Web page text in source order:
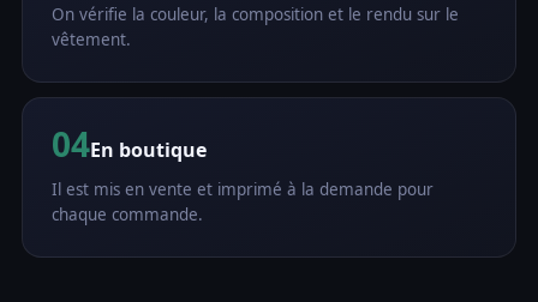
On vérifie la couleur, la composition et le rendu sur le
vêtement.
04En boutique
Il est mis en vente et imprimé à la demande pour
chaque commande.